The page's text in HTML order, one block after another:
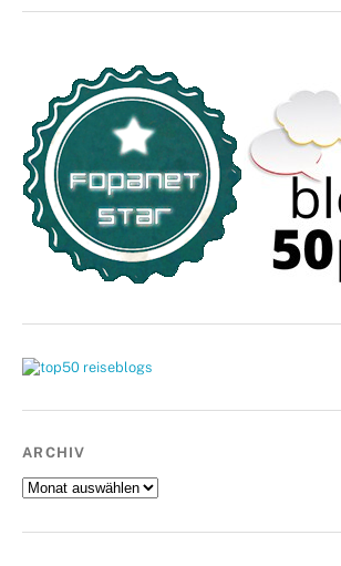
ARCHIV
Archiv